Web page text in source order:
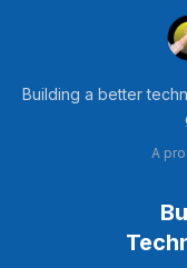
Building a better
A